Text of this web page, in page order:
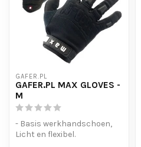
GAFER.PL
GAFER.PL MAX GLOVES -
M
- Basis werkhandschoen,
Licht en flexibel.